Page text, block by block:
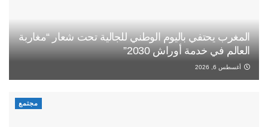
المغرب يحتفي باليوم الوطني للجالية تحت شعار “مغاربة
العالم في خدمة أوراش 2030”
أغسطس 6, 2026
مجتمع